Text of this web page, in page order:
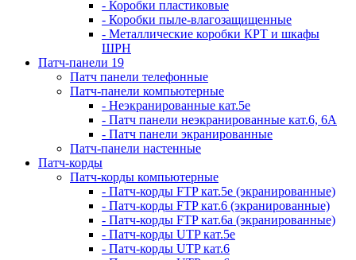
- Коробки пластиковые
- Коробки пыле-влагозащищенные
- Металлические коробки КРТ и шкафы
ШРН
Патч-панели 19
Патч панели телефонные
Патч-панели компьютерные
- Неэкранированные кат.5е
- Патч панели неэкранированные кат.6, 6А
- Патч панели экранированные
Патч-панели настенные
Патч-корды
Патч-корды компьютерные
- Патч-корды FTP кат.5е (экранированные)
- Патч-корды FTP кат.6 (экранированные)
- Патч-корды FTP кат.6а (экранированные)
- Патч-корды UTP кат.5е
- Патч-корды UTP кат.6